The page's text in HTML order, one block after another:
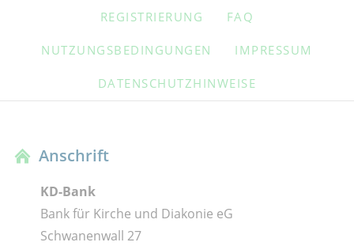
NAVIGATION
REGISTRIERUNG FAQ
NUTZUNGSBEDINGUNGEN IMPRESSUM
DATENSCHUTZHINWEISE
Anschrift
KD-Bank
Bank für Kirche und Diakonie eG
Schwanenwall 27